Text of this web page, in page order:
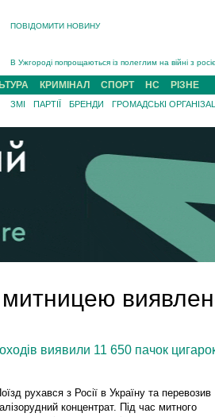
ПОВІДОМИТИ НОВИНУ
В Ужгороді попрощаються із полеглим на війні з
В Ужгороді 5 серпня попрощаються із захисником
Підтвердили загибель захисника із Нанкова на
На війні з рф поліг військовий з Виноградова Ігнат
На Хустщині внаслідок ДТП за участі трьох авто
Інструктора районного ТЦК на Закарпатті
КРИМІНАЛ СПОРТ НС РІЗНЕ
ЗМІ ПАРТІЇ БРЕНДИ ГРОМАДСЬКІ
митницею
виявили 11 650 пачок
рухався з Росії в Україну та перевозив
концентрат. Під час митного